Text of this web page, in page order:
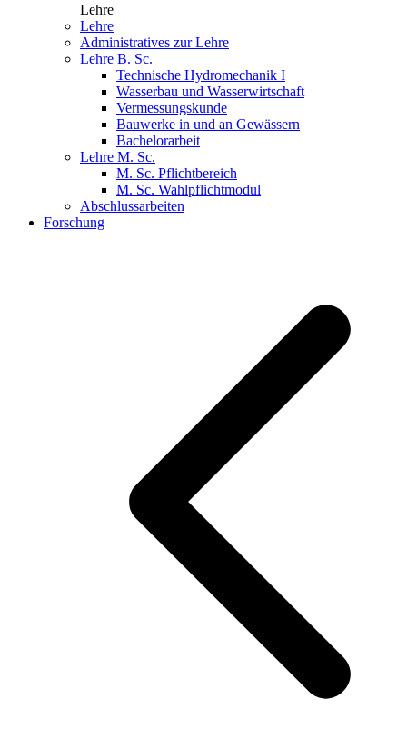
Lehre
Lehre
Administratives zur Lehre
Lehre B. Sc.
Technische Hydromechanik I
Wasserbau und Wasserwirtschaft
Vermessungskunde
Bauwerke in und an Gewässern
Bachelorarbeit
Lehre M. Sc.
M. Sc. Pflichtbereich
M. Sc. Wahlpflichtmodul
Abschlussarbeiten
Forschung